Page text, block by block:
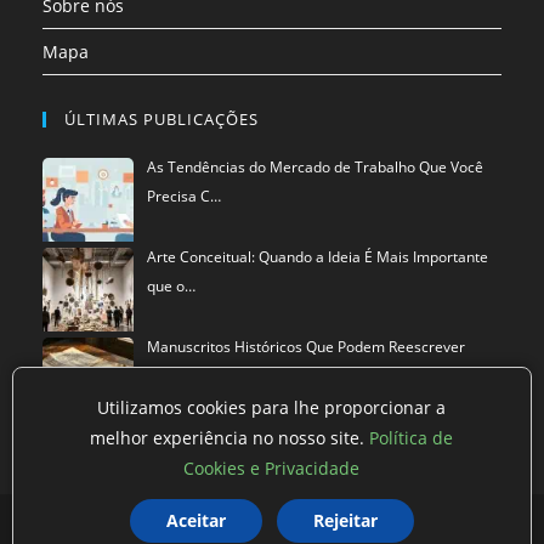
Sobre nós
Mapa
ÚLTIMAS PUBLICAÇÕES
As Tendências do Mercado de Trabalho Que Você
Precisa C…
Arte Conceitual: Quando a Ideia É Mais Importante
que o…
Manuscritos Históricos Que Podem Reescrever
Política de privacidade Termos de Uso Exclusão de Dados
Utilizamos cookies para lhe proporcionar a
melhor experiência no nosso site. Política de
Cookies e Privacidade
Aceitar Rejeitar